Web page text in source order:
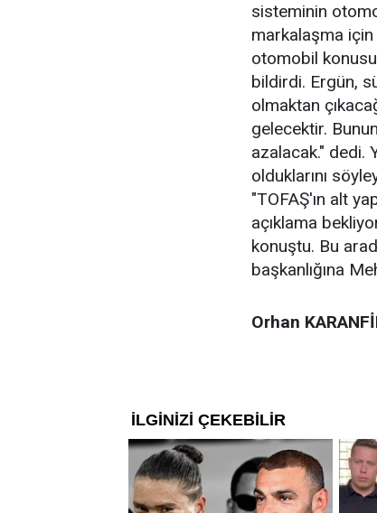
sisteminin
markalaşma için
otomobil
bildirdi. Ergün,
olmaktan
gelecektir.
azalacak." dedi.
olduklarını
"TOFAŞ'ın alt
açıklama
konuştu. Bu
başkanlığına
Orhan